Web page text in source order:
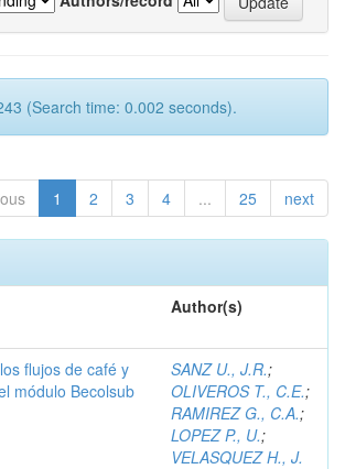
(Search time: 0.002 seconds).
1 2 3 4 ... 25 next
Author(s)
flujos de café y
módulo Becolsub
SANZ U., J.R.;
OLIVEROS T., C.E.;
RAMIREZ G., C.A.;
LOPEZ P., U.;
VELASQUEZ H., J.